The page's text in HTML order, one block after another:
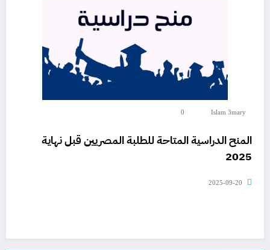
Islam 3mary
0
المنح الدراسية المتاحة للطلبة المصريين قبل نهاية
2025
2025-09-20